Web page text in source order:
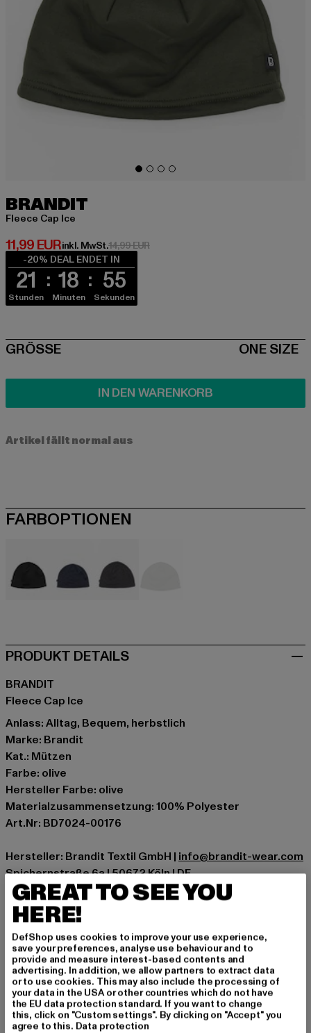
BRANDIT
Fleece Cap Ice
11,99 EUR
Derzeitiger Preis: 11,99 EUR
inkl. MwSt.14,99 EURAktionspreis: 14,99 EUR
-20% DEAL ENDET IN
21
Stunden
18
Minuten
55
Sekunden
SIZE
GRÖSSE ONE SIZE
IN DEN WARENKORB
Artikel fällt normal aus
FARBOPTIONEN
PRODUKT DETAILS
BRANDIT
Fleece Cap Ice
Anlass: Alltag, Bequem, herbstlich
Marke: Brandit
Kat.: Mützen
Farbe: olive
Hersteller Farbe: olive
Materialzusammensetzung: 100% Polyester
Art.Nr: BD7024-00176
Hersteller: Brandit Textil GmbH | info@brandit-wear.com
Spichernstraße 6a | 50672 Köln | DE
GRÖSSE & PASSFORM
PFLEGEHINWEISE
LIEFERUNG & RÜCKGABE
GREAT TO SEE YOU
HERE!
DefShop uses cookies to improve your use experience,
save your preferences, analyse use behaviour and to
provide and measure interest-based contents and
advertising. In addition, we allow partners to extract data
or to use cookies. This may also include the processing of
your data in the USA or other countries which do not have
the EU data protection standard. If you want to change
this, click on "Custom settings". By clicking on "Accept" you
agree to this. Data protection